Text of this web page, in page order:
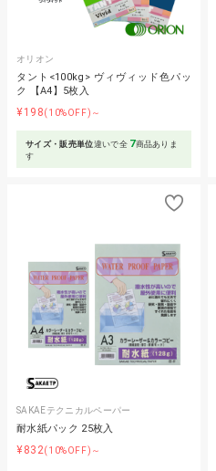
オリオン
タント<100kg> ヴィヴィッド色パッ
ク 【A4】5枚入
¥198(10%OFF)～
サイズ・販売単位違いで全 7商品ありま
す
SAKAEテクニカルペーパー
耐水紙パック 25枚入
¥832(10%OFF)～